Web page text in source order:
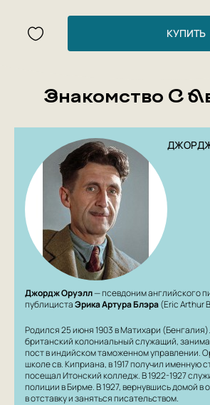
даже возможность сопротивления
криминализовал
даже помыслить не смели о бунте.
КУПИТЬ
Знакомство С
Джордж Оруэлл— псевдоним английского
публицистаЭрика Артура Блэра(Eric Arthur
Родился 25 июня 1903 в Матихари
британский колониальный служащий,
пост в индийском таможенном управлении.
школе св. Киприана, в 1917 получил именную
посещал Итонский колледж. В 1922-1927
полиции в Бирме. В 1927, вернувшись домой в
в отставку и заняться писательством.